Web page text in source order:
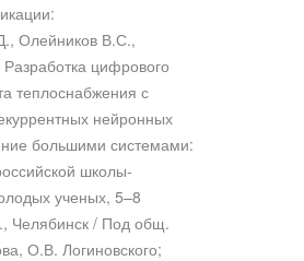
Олейников В.С.,
цифрового
теплоснабжения с
нейронных
большими системами:
школы-
ученых, 5–8
Челябинск / Под общ.
О.В. Логиновского;